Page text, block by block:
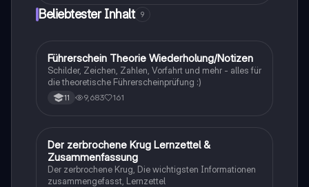
Zusammenfassung beleuchtet zentrale Themen wie
historischen Kontexten des Buches
auseinandersetzen möchten.
Beliebtester Inhalt 9
Lerntipps
Führerschein Theorie Wiederholung/Notizen
Schilder, Zeichen, Zahlen, Vorfahrt und mehr - alles für
die theoretische Führerscheinprüfung :)
11 9,683 161
Deutsch
Der zerbrochene Krug Lernzettel &
Zusammenfassung
Der zerbrochene Krug, Die wichtigsten Informationen
zusammengefasst, Lernzettel